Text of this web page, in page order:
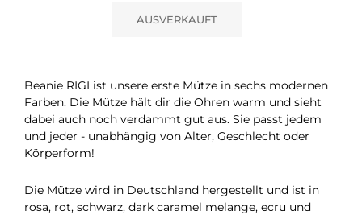
AUSVERKAUFT
Beanie RIGI ist unsere erste Mütze in sechs modernen
Farben. Die Mütze hält dir die Ohren warm und sieht
dabei auch noch verdammt gut aus. Sie passt jedem
und jeder - unabhängig von Alter, Geschlecht oder
Körperform!
Die Mütze wird in Deutschland hergestellt und ist in
rosa, rot, schwarz, dark caramel melange, ecru und